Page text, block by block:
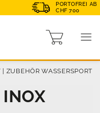
PORTOFREI AB
CHF 700
| ZUBEHÖR WASSERSPORT